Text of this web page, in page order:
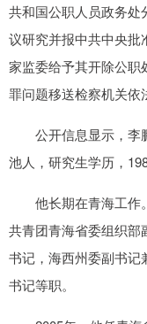
共和国公职人员政务处
议研究并报中共中央批
家监委给予其开除公职
罪问题移送检察机关依
公开信息显示，李
池人，研究生学历，
他长期在青海工作。
共青团青海省委组织部
书记，海西州委副书记
书记等职。